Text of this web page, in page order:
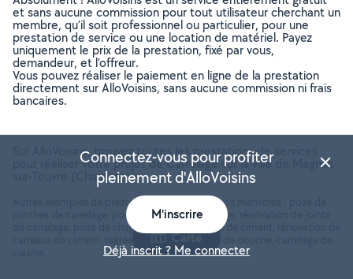
et sans aucune commission pour tout utilisateur cherchant un
membre, qu’il soit professionnel ou particulier, pour une
prestation de service ou une location de matériel. Payez
uniquement le prix de la prestation, fixé par vous,
demandeur, et l’offreur.
Vous pouvez réaliser le paiement en ligne de la prestation
directement sur AlloVoisins, sans aucune commission ni frais
bancaires.
Sur AlloVoisins, trouvez toutes les prestations de services
pour réaliser votre projet de Carrelage sur la ville de Magnac-
sur-Touvre (Charente)
Autres exemples de prestations réalisées par nos membres : pose de
plinthes de carrelage, pose de joints de carrelage, rénovation de joints
de carrelage, pose de chape, pose de carreaux de ciment, rénovation de
Carte
Connectez-vous pour profiter
pleinement d'AlloVoisins
M'inscrire
Déjà inscrit ? Me connecter